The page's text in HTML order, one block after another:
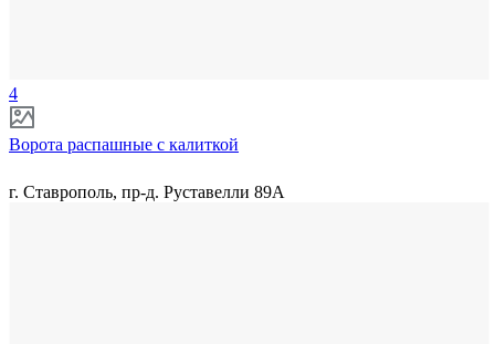
4
Ворота распашные с калиткой
г. Ставрополь, пр-д. Руставелли 89А